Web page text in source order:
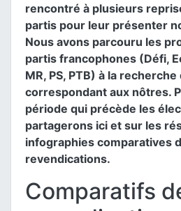
rencontré à plusieurs
partis pour leur présenter
Nous avons parcouru les
partis francophones (Défi,
MR, PS, PTB) à la
correspondant aux nôtres.
période qui précède les
partagerons ici et sur les
infographies comparatives
revendications.
Comparatifs